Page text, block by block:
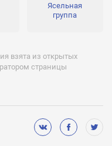
Ясельная
группа
взята из открытых
страницы